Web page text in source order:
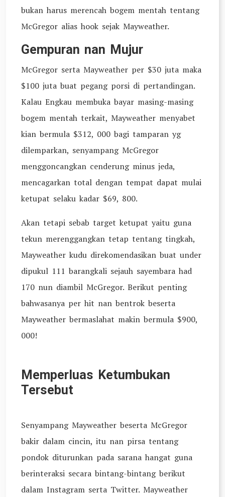
bukan harus merencah bogem mentah tentang
McGregor alias hook sejak Mayweather.
Gempuran nan Mujur
McGregor serta Mayweather per $30 juta maka
$100 juta buat pegang porsi di pertandingan.
Kalau Engkau membuka bayar masing-masing
bogem mentah terkait, Mayweather menyabet
kian bermula $312, 000 bagi tamparan yg
dilemparkan, senyampang McGregor
menggoncangkan cenderung minus jeda,
mencagarkan total dengan tempat dapat mulai
ketupat selaku kadar $69, 800.
Akan tetapi sebab target ketupat yaitu guna
tekun merenggangkan tetap tentang tingkah,
Mayweather kudu direkomendasikan buat under
dipukul 111 barangkali sejauh sayembara had
170 nun diambil McGregor. Berikut penting
bahwasanya per hit nan bentrok beserta
Mayweather bermaslahat makin bermula $900,
000!
Memperluas Ketumbukan
Tersebut
Senyampang Mayweather beserta McGregor
bakir dalam cincin, itu nan pirsa tentang
pondok diturunkan pada sarana hangat guna
berinteraksi secara bintang-bintang berikut
dalam Instagram serta Twitter. Mayweather